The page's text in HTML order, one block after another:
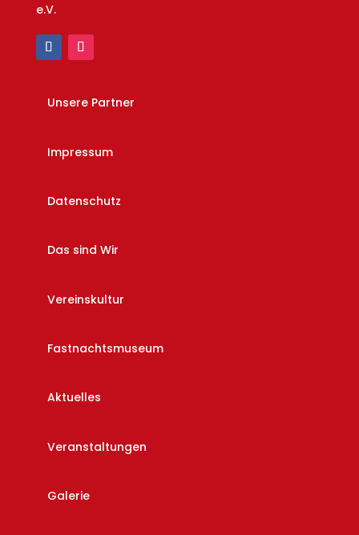
e.V.
Unsere Partner
Impressum
Datenschutz
Das sind Wir
Vereinskultur
Fastnachtsmuseum
Aktuelles
Veranstaltungen
Galerie